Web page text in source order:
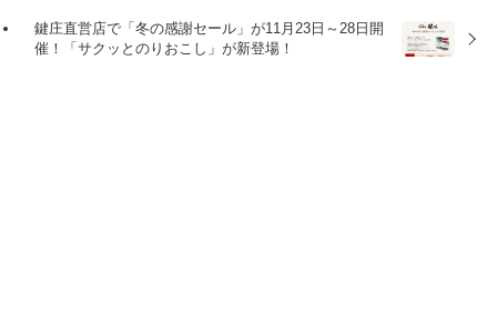
鍵庄直営店で「冬の感謝セール」が11月23日～28日開
催！「サクッとのりおこし」が新登場！